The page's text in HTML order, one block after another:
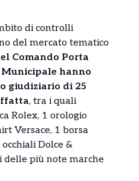
di controlli
del mercato tematico
Comando Porta
hanno
giudiziario di 25
, tra i quali
Rolex, 1 orologio
Versace, 1 borsa
Dolce &
delle più note marche